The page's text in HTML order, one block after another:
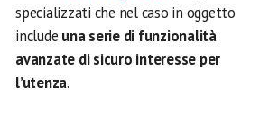
specializzati che nel caso in oggetto
include una serie di funzionalità
avanzate di sicuro interesse per
l’utenza.